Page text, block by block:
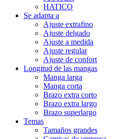
HATICO
Se adapta a
Ajuste extrafino
Ajuste delgado
Ajuste a medida
Ajuste regular
Ajuste de confort
Longitud de las mangas
Manga larga
Manga corta
Brazo extra corto
Brazo extra largo
Brazo superlargo
Temas
Tamaños grandes